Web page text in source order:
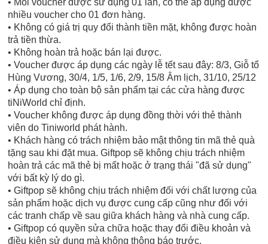
nhiều voucher cho 01 đơn hàng.
• Không có giá trị quy đổi thành tiền mặt, không được hoàn
trả tiền thừa.
• Không hoàn trả hoặc bán lại được.
• Voucher được áp dụng các ngày lễ tết sau đây: 8/3, Giỗ tổ
Hùng Vương, 30/4, 1/5, 1/6, 2/9, 15/8 Âm lịch, 31/10, 25/12
• Áp dụng cho toàn bộ sản phẩm tại các cửa hàng được
tiNiWorld chỉ định.
• Voucher không được áp dụng đồng thời với thẻ thành
viên do Tiniworld phát hành.
• Khách hàng có trách nhiệm bảo mật thông tin mã thẻ quà
tặng sau khi đặt mua. Giftpop sẽ không chịu trách nhiệm
hoàn trả các mã thẻ bị mất hoặc ở trạng thái "đã sử dụng"
với bất kỳ lý do gì.
• Giftpop sẽ không chịu trách nhiệm đối với chất lượng của
sản phẩm hoặc dịch vụ được cung cấp cũng như đối với
các tranh chấp về sau giữa khách hàng và nhà cung cấp.
• Giftpop có quyền sửa chữa hoặc thay đổi điều khoản và
điều kiện sử dụng mà không thông báo trước.